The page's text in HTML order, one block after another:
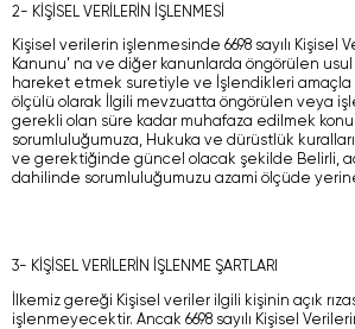
2- KİŞİSEL VERİLERİN İŞLENMESİ
Kişisel verilerin işlenmesinde 6698 sayılı Kişisel
Kanunu’ na ve diğer kanunlarda öngörülen
hareket etmek suretiyle ve İşlendikleri amaçla
ölçülü olarak İlgili mevzuatta öngörülen veya
gerekli olan süre kadar muhafaza edilmek
sorumluluğumuza, Hukuka ve dürüstlük
ve gerektiğinde güncel olacak şekilde Belirli,
dahilinde sorumluluğumuzu azami ölçüde
3- KİŞİSEL VERİLERİN İŞLENME ŞARTLARI
İlkemiz gereği Kişisel veriler ilgili kişinin açık
işlenmeyecektir. Ancak 6698 sayılı Kişisel